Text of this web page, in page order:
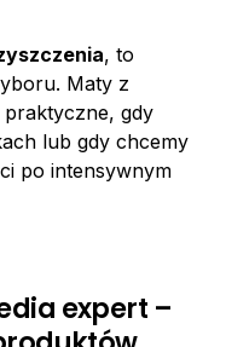
, to
Maty z
praktyczne, gdy
lub gdy chcemy
po intensywnym
expert –